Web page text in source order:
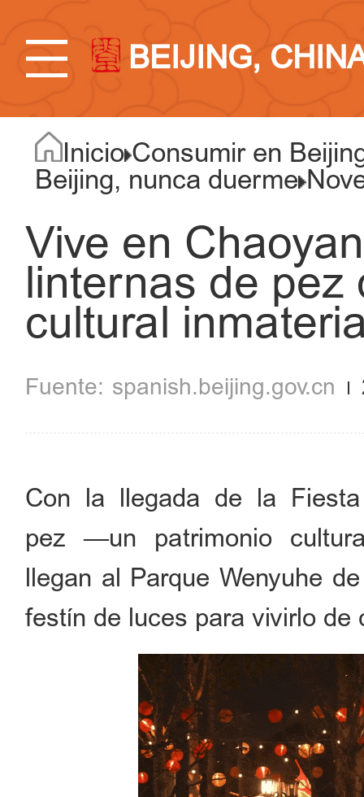
BEIJING,
Inicio Consumir en
Beijing, nunca duerme
Vive en
linternas de pez
cultural
spanish.beijing.gov.cn
Con la llegada de la
pez —un patrimonio
llegan al Parque Wenyuhe
festín de luces para vivirlo de